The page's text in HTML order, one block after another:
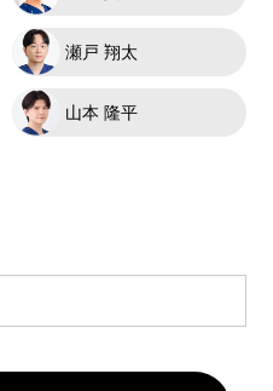
瀬戸 翔太
山本 隆平